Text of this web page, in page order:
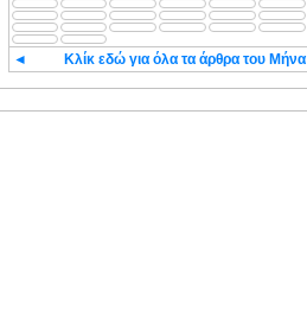
◄ Κλίκ εδώ για όλα τα άρθρα του Μήνα